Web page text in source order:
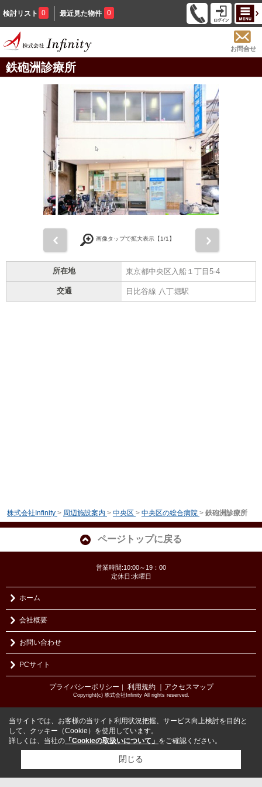
検討リスト 0 最近見た物件 0
お問合せ
鉄砲洲診療所
画像タップで拡大表示【1/1】
所在地 東京都中央区入船１丁目5-4
交通 日比谷線 八丁堀駅
株式会社Infinity > 周辺施設案内 > 中央区 > 中央区の総合病院 > 鉄砲洲診療所
ページトップに戻る
営業時間:10:00～19：00
定休日:水曜日
ホーム
会社概要
お問い合わせ
PCサイト
プライバシーポリシー ｜ 利用規約 ｜アクセスマップ
Copyright(c) 株式会社Infinity All rights reserved.
当サイトでは、お客様の当サイト利用状況把握、サービス向上検討を目的と
して、クッキー（Cookie）を使用しています。
詳しくは、当社の 「Cookieの取扱いについて」 をご確認ください。
閉じる